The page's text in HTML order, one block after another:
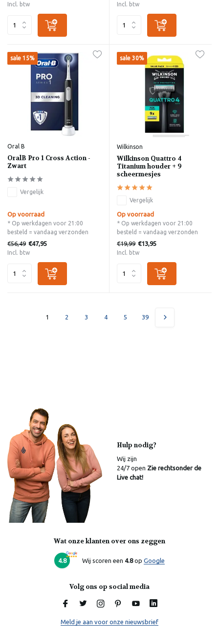
Incl. btw Incl. btw
sale 15%
Oral B
OralB Pro 1 Cross Action -
Zwart
Vergelijk
Op voorraad
* Op werkdagen voor 21:00
besteld = vandaag verzonden
€56,49 €47,95
Incl. btw
sale 30%
Wilkinson
Wilkinson Quattro 4
Titanium houder + 9
scheermesjes
Vergelijk
Op voorraad
* Op werkdagen voor 21:00
besteld = vandaag verzonden
€19,99 €13,95
Incl. btw
1 2 3 4 5 39
Hulp nodig?
Wij zijn
24/7 open Zie rechtsonder de
Live chat!
Wat onze klanten over ons zeggen
4.8 Wij scoren een 4.8op Google
Volg ons op social media
Meld je aan voor onze nieuwsbrief
Online